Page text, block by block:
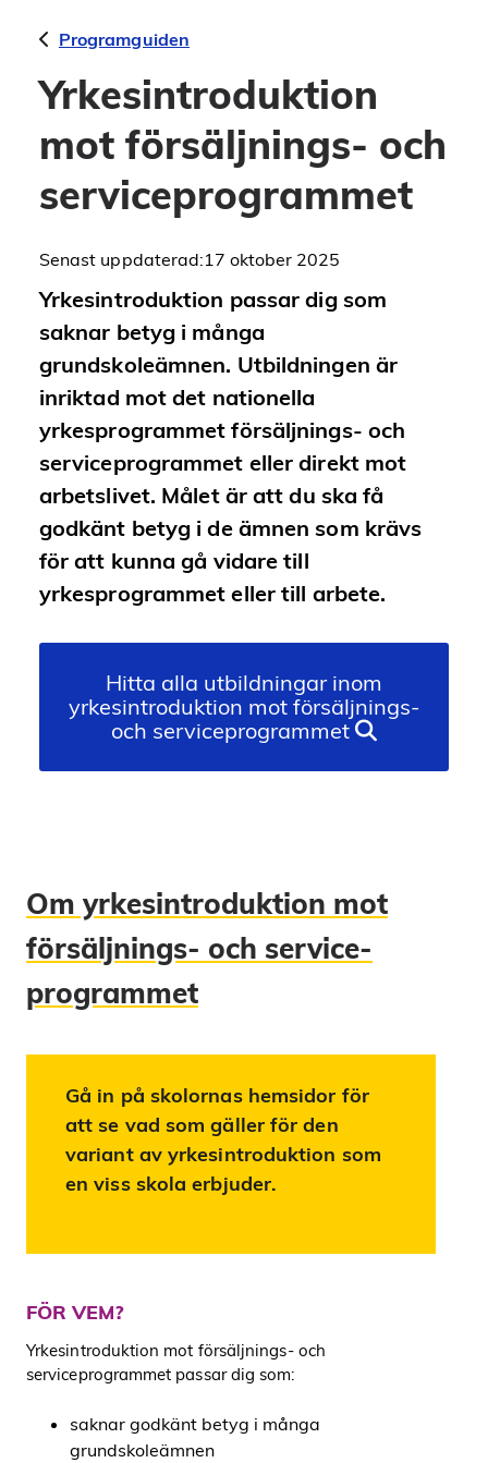
Programguiden
Yrkes­introduktion
mot försäljnings- och
service­programmet
Senast uppdaterad:17 oktober 2025
Yrkesintroduktion passar dig som
saknar betyg i många
grundskoleämnen. Utbildningen är
inriktad mot det nationella
yrkesprogrammet försäljnings- och
serviceprogrammet eller direkt mot
arbetslivet. Målet är att du ska få
godkänt betyg i de ämnen som krävs
för att kunna gå vidare till
yrkesprogrammet eller till arbete.
Hitta alla utbildningar inom
yrkesintroduktion mot försäljnings-
och serviceprogrammet
Om yrkes­introduktion mot
försäljnings- och service­
programmet
Gå in på skolornas hemsidor för
att se vad som gäller för den
variant av yrkesintroduktion som
en viss skola erbjuder.
FÖR VEM?
Yrkesintroduktion mot försäljnings- och
serviceprogrammet passar dig som:
saknar godkänt betyg i många
grundskoleämnen